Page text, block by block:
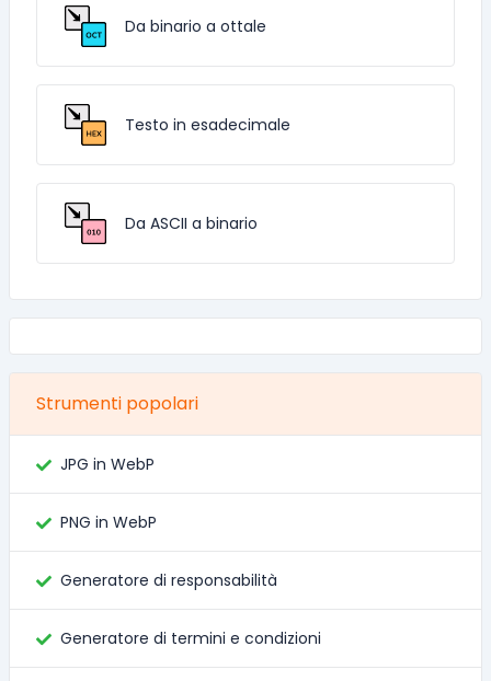
Da binario a ottale
Testo in esadecimale
Da ASCII a binario
Strumenti popolari
JPG in WebP
PNG in WebP
Generatore di responsabilità
Generatore di termini e condizioni